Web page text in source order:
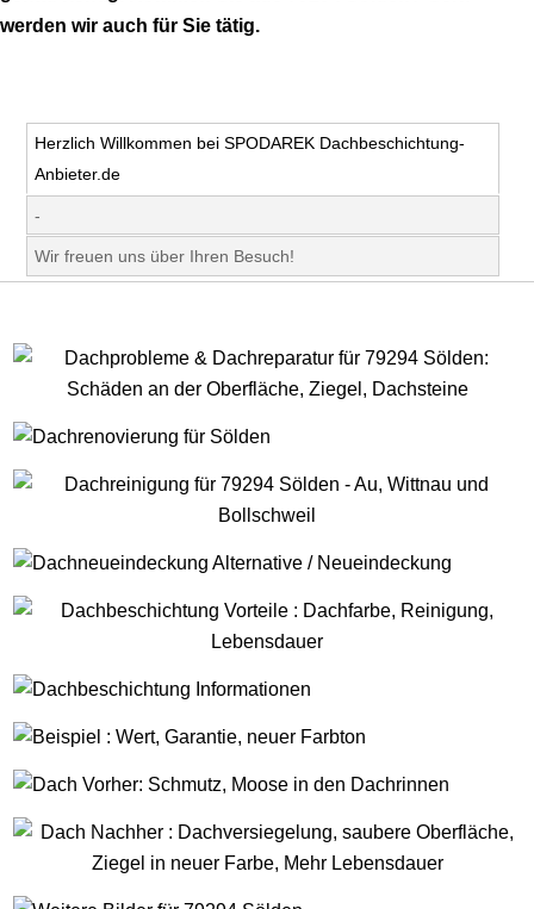
werden wir auch für Sie tätig.
Herzlich Willkommen bei SPODAREK Dachbeschichtung-
Anbieter.de
-
Wir freuen uns über Ihren Besuch!